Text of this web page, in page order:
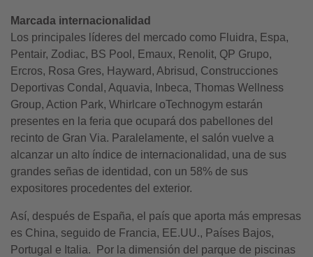
Marcada internacionalidad
Los principales líderes del mercado como Fluidra, Espa,
Pentair, Zodiac, BS Pool, Emaux, Renolit, QP Grupo,
Ercros, Rosa Gres, Hayward, Abrisud, Construcciones
Deportivas Condal, Aquavia, Inbeca, Thomas Wellness
Group, Action Park, Whirlcare oTechnogym estarán
presentes en la feria que ocupará dos pabellones del
recinto de Gran Via. Paralelamente, el salón vuelve a
alcanzar un alto índice de internacionalidad, una de sus
grandes señas de identidad, con un 58% de sus
expositores procedentes del exterior.
Así, después de España, el país que aporta más empresas
es China, seguido de Francia, EE.UU., Países Bajos,
Portugal e Italia. Por la dimensión del parque de piscinas